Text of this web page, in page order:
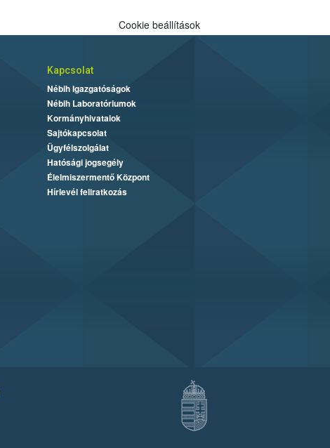
Cookie beállítások
Kapcsolat
Nébih Igazgatóságok
Nébih Laboratóriumok
Kormányhivatalok
Sajtókapcsolat
Ügyfélszolgálat
Hatósági jogsegély
Élelmiszermentő Központ
Hírlevél feliratkozás